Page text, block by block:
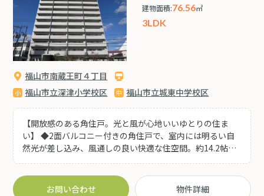
建物面積:76.56㎡
3LDK
福山市南蔵王町４丁目
福山市立深津小学校区
福山市立城東中学校区
【開放感のある角住戸。光と風が心地いいゆとりの住ま
い】 ◆2面バルコニー付きの角住戸で、室内には明るい自
然光が差し込み、風通しの良い快適な住空間。約14.2帖の
スを確保し、料理や家事もしやすい設計。各居室には収納
お問い合わせ 物件詳細